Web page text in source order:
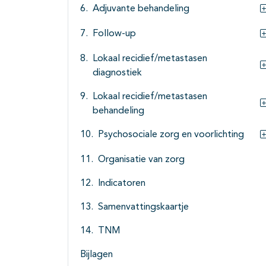
Adjuvante behandeling
Follow-up
Lokaal recidief/metastasen
diagnostiek
Lokaal recidief/metastasen
behandeling
Psychosociale zorg en voorlichting
Organisatie van zorg
Indicatoren
Samenvattingskaartje
TNM
Bijlagen